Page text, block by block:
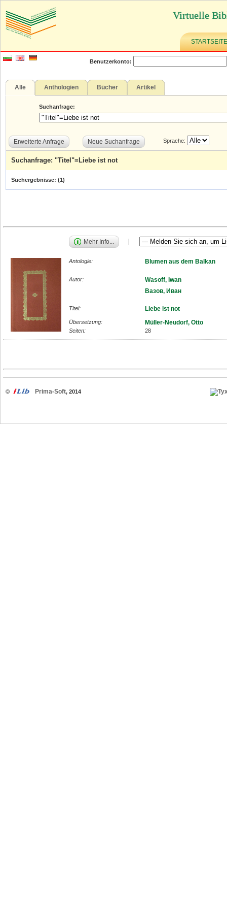
Virtuelle
STARTSEITE
Benutzerkonto:
Alle Anthologien Bücher Artikel
Suchanfrage:
Erweiterte Anfrage Neue Suchanfrage Sprache:
Suchanfrage: "Titel"=Liebe ist not
Suchergebnisse: (1)
Mehr Info...
Antologie: Blumen aus dem Balkan
Autor:
Wasoff, Iwan
Вазов, Иван
Titel: Liebe ist not
Übersetzung: Müller-Neudorf, Otto
Seiten: 28
© Prima-Soft, 2014